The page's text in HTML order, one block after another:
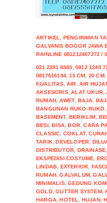
ARTIKEL, PENGIRIMAN
GALVANIS BOGOR JAWA
RAINLINE 081212407272 /
021 2281 6583,0812 1240
0817616194,15 CM, 20 CM
KUALITAS,AIR,AIR
AKSESORIS,ALAT UKUR,
RUMAH,AWET, BAJA,
BANGUNAN RUKO-RUKO
BASEMENT,BERIKLIM,
BESI,BISA,BOR,CARA
CLASSIC, COKLAT,
TARIK,DEVELOPER,
DISTRIBUTOR, DRAINASE,
EKSPEDISI COSTUME,
LINDAB, EXTERIOR,
RUMAH,GALVALUM,
MINIMALIS,GEDUNG
GOLD,GUTTER SYSTEM,
HARGA,HOTEL, HUJAN,